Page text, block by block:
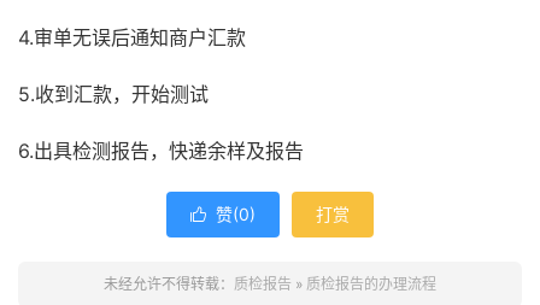
4.审单无误后通知商户汇款
5.收到汇款，开始测试
6.出具检测报告，快递余样及报告
 赞(0) 打赏
未经允许不得转载： 质检报告 » 质检报告的办理流程